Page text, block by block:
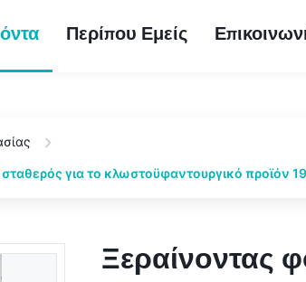
Περίπου Εμείς
για το κλωστοϋφαντουργικό προϊόν
Ξεραίνοντας